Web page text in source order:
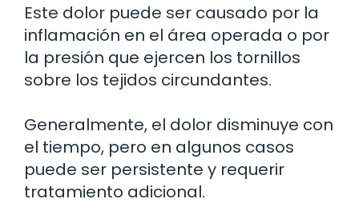
Este dolor puede ser causado por la
inflamación en el área operada o por
la presión que ejercen los tornillos
sobre los tejidos circundantes.
Generalmente, el dolor disminuye con
el tiempo, pero en algunos casos
puede ser persistente y requerir
tratamiento adicional.